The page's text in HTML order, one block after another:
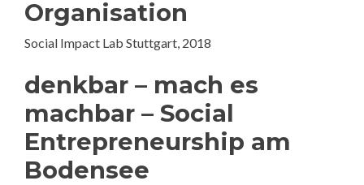
Organisation
Social Impact Lab Stuttgart, 2018
denkbar – mach es
machbar – Social
Entrepreneurship am
Bodensee